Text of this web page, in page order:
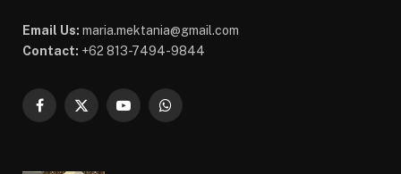
Email Us: maria.mektania@gmail.com
Contact: +62 813-7494-9844
Facebook
X
YouTubeWhatsApp